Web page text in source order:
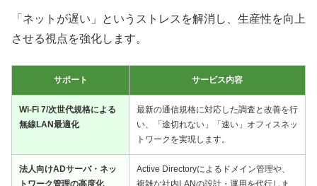
「ネットが遅い」というストレスを解消し、生産性を向上
させる視点を強化します。
サポート サービス内容
Wi-Fi 7/次世代規格による
無線LAN最適化
最新の通信規格に対応した調査と改善を行
い、「途切れない」「速い」オフィスネッ
トワークを実現します。
法人向けADサーバ・ネッ
トワーク管理の高度化
Active Directoryによるドメイン管理や、
複雑な社内LANの設計・運用を代行しま